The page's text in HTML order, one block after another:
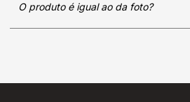
O produto é igual ao da foto?